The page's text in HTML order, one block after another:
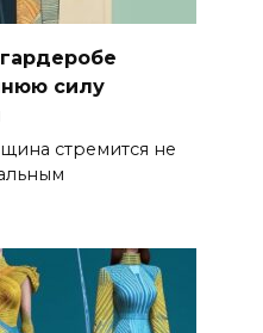
силу
стремится не